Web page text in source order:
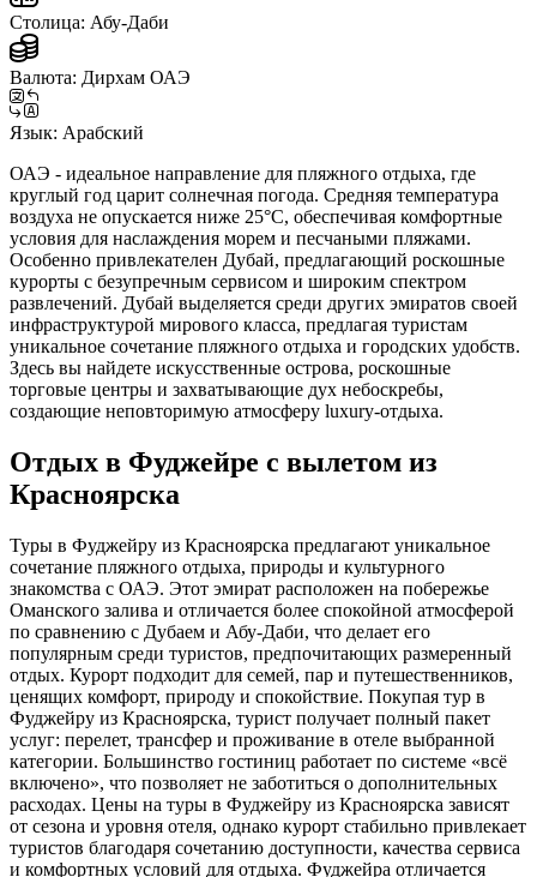
Столица: Абу-Даби
Валюта: Дирхам ОАЭ
Язык: Арабский
ОАЭ - идеальное направление для пляжного отдыха, где
круглый год царит солнечная погода. Средняя температура
воздуха не опускается ниже 25°C, обеспечивая комфортные
условия для наслаждения морем и песчаными пляжами.
Особенно привлекателен Дубай, предлагающий роскошные
курорты с безупречным сервисом и широким спектром
развлечений. Дубай выделяется среди других эмиратов своей
инфраструктурой мирового класса, предлагая туристам
уникальное сочетание пляжного отдыха и городских удобств.
Здесь вы найдете искусственные острова, роскошные
торговые центры и захватывающие дух небоскребы,
создающие неповторимую атмосферу luxury-отдыха.
Отдых в Фуджейре с вылетом из
Красноярска
Туры в Фуджейру из Красноярска предлагают уникальное
сочетание пляжного отдыха, природы и культурного
знакомства с ОАЭ. Этот эмират расположен на побережье
Оманского залива и отличается более спокойной атмосферой
по сравнению с Дубаем и Абу-Даби, что делает его
популярным среди туристов, предпочитающих размеренный
отдых. Курорт подходит для семей, пар и путешественников,
ценящих комфорт, природу и спокойствие. Покупая тур в
Фуджейру из Красноярска, турист получает полный пакет
услуг: перелет, трансфер и проживание в отеле выбранной
категории. Большинство гостиниц работает по системе «всё
включено», что позволяет не заботиться о дополнительных
расходах. Цены на туры в Фуджейру из Красноярска зависят
от сезона и уровня отеля, однако курорт стабильно привлекает
туристов благодаря сочетанию доступности, качества сервиса
и комфортных условий для отдыха. Фуджейра отличается